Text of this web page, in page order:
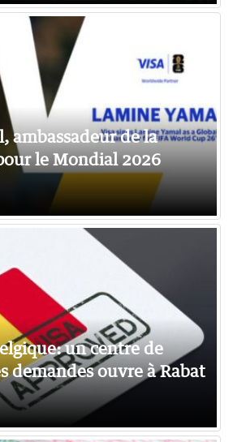
ambassadeur de la
le Mondial 2026
un centre de
demandes ouvre à Rabat